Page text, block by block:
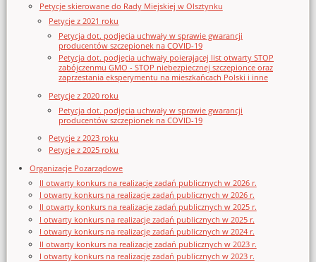
Petycje skierowane do Rady Miejskiej w Olsztynku
Petycje z 2021 roku
Petycja dot. podjęcia uchwały w sprawie gwarancji
producentów szczepionek na COVID-19
Petycja dot. podjęcia uchwały poierającej list otwarty STOP
zabójczenmu GMO - STOP niebezpiecznej szczepionce oraz
zaprzestania eksperymentu na mieszkańcach Polski i inne
Petycje z 2020 roku
Petycja dot. podjęcia uchwały w sprawie gwarancji
producentów szczepionek na COVID-19
Petycje z 2023 roku
Petycje z 2025 roku
Organizacje Pozarządowe
II otwarty konkurs na realizację zadań publicznych w 2026 r.
I otwarty konkurs na realizację zadań publicznych w 2026 r.
II otwarty konkurs na realizację zadań publicznych w 2025 r.
I otwarty konkurs na realizację zadań publicznych w 2025 r.
I otwarty konkurs na realizację zadań publicznych w 2024 r.
II otwarty konkurs na realizację zadań publicznych w 2023 r.
I otwarty konkurs na realizację zadań publicznych w 2023 r.